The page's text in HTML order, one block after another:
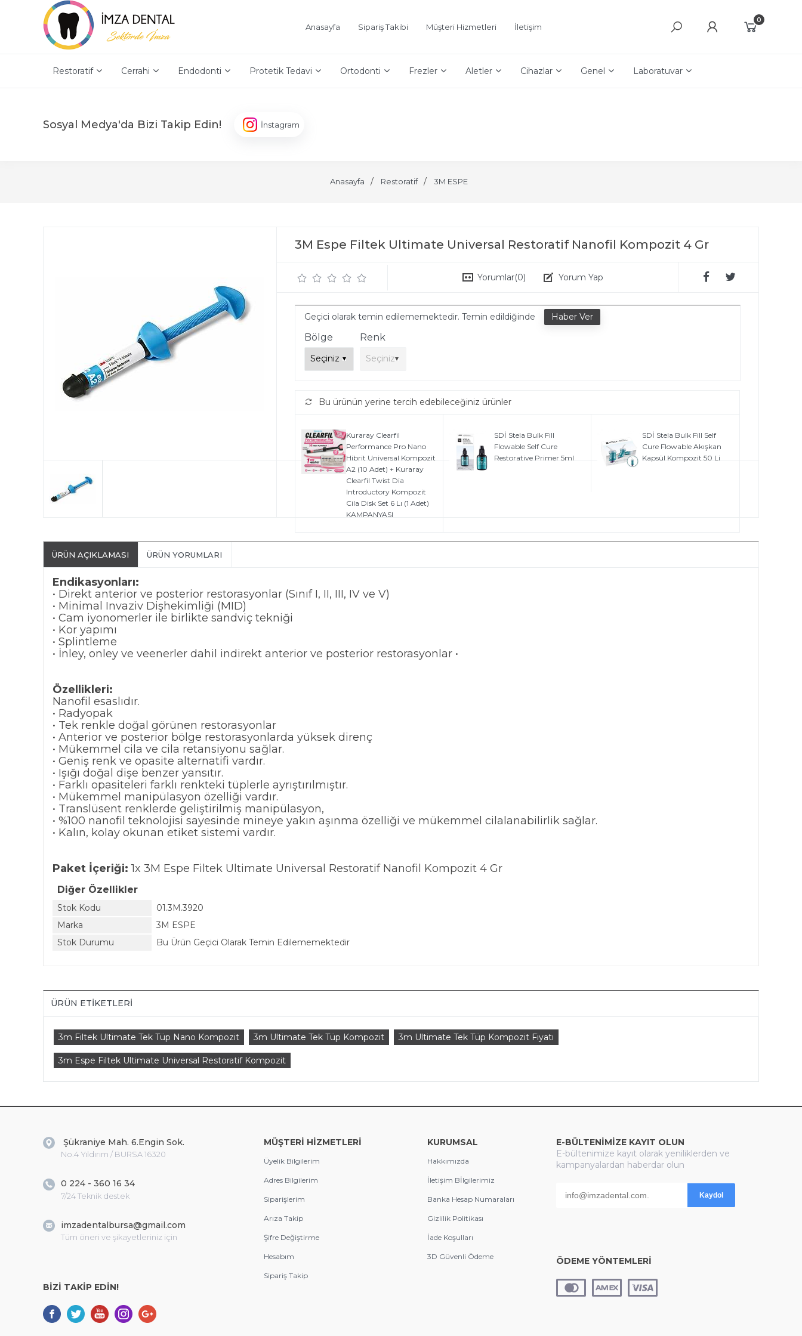
Anasayfa Sipariş Takibi Müşteri Hizmetleri İletişim
0
Restoratif Cerrahi Endodonti Protetik Tedavi Ortodonti Frezler Aletler Cihazlar Genel Laboratuvar
Sosyal Medya'da Bizi Takip Edin! İnstagram
Anasayfa Restoratif 3M ESPE
3M Espe Filtek Ultimate Universal Restoratif Nanofil Kompozit 4 Gr
Yorumlar(0) Yorum Yap
Geçici olarak temin edilememektedir. Temin edildiğinde
Bölge Renk
Bu ürünün yerine tercih edebileceğiniz ürünler
Kuraray Clearfil
Performance Pro Nano
Hibrit Universal Kompozit
A2 (10 Adet) + Kuraray
Clearfil Twist Dia
Introductory Kompozit
Cila Disk Set 6 Lı (1 Adet)
KAMPANYASI
SDİ Stela Bulk Fill
Flowable Self Cure
Restorative Primer 5ml
SDİ Stela Bulk Fill Self
Cure Flowable Akışkan
Kapsül Kompozit 50 Li
ÜRÜN AÇIKLAMASI ÜRÜN YORUMLARI
Endikasyonları:
• Direkt anterior ve posterior restorasyonlar (Sınıf I, II, III, IV ve V)
• Minimal Invaziv Dişhekimliği (MID)
• Cam iyonomerler ile birlikte sandviç tekniği
• Kor yapımı
• Splintleme
• İnley, onley ve veenerler dahil indirekt anterior ve posterior restorasyonlar •
Özellikleri:
Nanofil esaslıdır.
• Radyopak
• Tek renkle doğal görünen restorasyonlar
• Anterior ve posterior bölge restorasyonlarda yüksek direnç
• Mükemmel cila ve cila retansiyonu sağlar.
• Geniş renk ve opasite alternatifi vardır.
• Işığı doğal dişe benzer yansıtır.
• Farklı opasiteleri farklı renkteki tüplerle ayrıştırılmıştır.
• Mükemmel manipülasyon özelliği vardır.
• Translüsent renklerde geliştirilmiş manipülasyon,
• %100 nanofil teknolojisi sayesinde mineye yakın aşınma özelliği ve mükemmel cilalanabilirlik sağlar.
• Kalın, kolay okunan etiket sistemi vardır.
Paket İçeriği: 1x 3M Espe Filtek Ultimate Universal Restoratif Nanofil Kompozit 4 Gr
Diğer Özellikler
Stok Kodu
01.3M.3920
Marka
3M ESPE
Stok Durumu
Bu Ürün Geçici Olarak Temin Edilememektedir
ÜRÜN ETIKETLERI
3m Filtek Ultimate Tek Tüp Nano Kompozit 3m Ultimate Tek Tüp Kompozit 3m Ultimate Tek Tüp Kompozit Fiyatı
3m Espe Filtek Ultimate Universal Restoratif Kompozit
Şükraniye Mah. 6.Engin Sok.
No.4 Yıldırım / BURSA 16320
0 224 - 360 16 34
7/24 Teknik destek
imzadentalbursa@gmail.com
Tüm öneri ve şikayetleriniz için
BİZİ TAKİP EDİN!
MÜŞTERİ HİZMETLERİ
Üyelik Bilgilerim
Adres Bilgilerim
Siparişlerim
Arıza Takip
Şifre Değiştirme
Hesabım
Sipariş Takip
KURUMSAL
Hakkımızda
İletişim Bİlgilerimiz
Banka Hesap Numaraları
Gizlilik Politikası
İade Koşulları
3D Güvenli Ödeme
E-BÜLTENİMİZE KAYIT OLUN
E-bültenimize kayıt olarak yeniliklerden ve
kampanyalardan haberdar olun
Kaydol
ÖDEME YÖNTEMLERİ